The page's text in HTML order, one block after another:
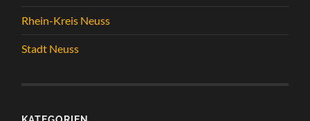
Rhein-Kreis Neuss
Stadt Neuss